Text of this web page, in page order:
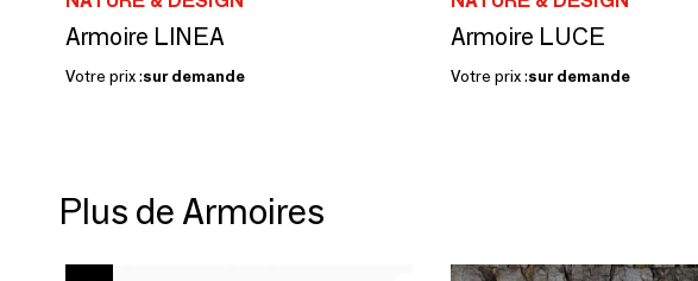
Armoire LINEA
Votre prix :sur demande
Armoire LUCE
Votre prix :sur demande
Plus de Armoires